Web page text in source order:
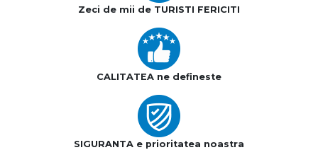
Zeci de mii de TURISTI FERICITI
CALITATEA ne defineste
SIGURANTA e prioritatea noastra